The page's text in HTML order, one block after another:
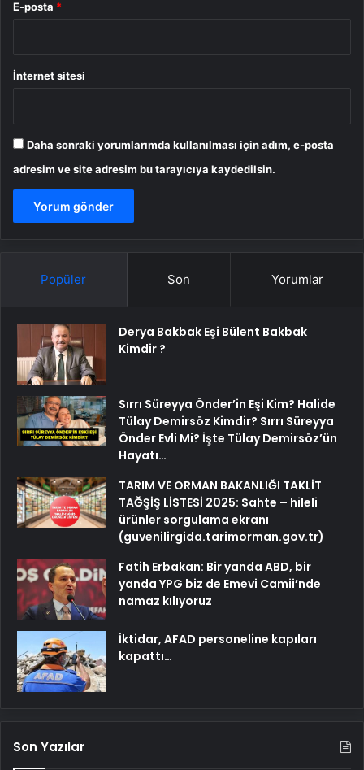
E-posta *
İnternet sitesi
Daha sonraki yorumlarımda kullanılması için adım, e-posta
adresim ve site adresim bu tarayıcıya kaydedilsin.
Popüler Son Yorumlar
Derya Bakbak Eşi Bülent Bakbak
Kimdir ?
Sırrı Süreyya Önder’in Eşi Kim? Halide
Tülay Demirsöz Kimdir? Sırrı Süreyya
Önder Evli Mi? İşte Tülay Demirsöz’ün
Hayatı…
TARIM VE ORMAN BAKANLIĞI TAKLİT
TAĞŞİŞ LİSTESİ 2025: Sahte – hileli
ürünler sorgulama ekranı
(guvenilirgida.tarimorman.gov.tr)
Fatih Erbakan: Bir yanda ABD, bir
yanda YPG biz de Emevi Camii’nde
namaz kılıyoruz
İktidar, AFAD personeline kapıları
kapattı…
Son Yazılar